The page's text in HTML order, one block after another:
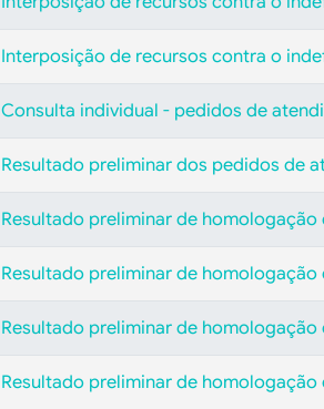
Interposição de recursos contra o
Consulta individual - pedidos de
Resultado preliminar dos pedidos de
Resultado preliminar de
Resultado preliminar de
Resultado preliminar de
Resultado preliminar de homologação